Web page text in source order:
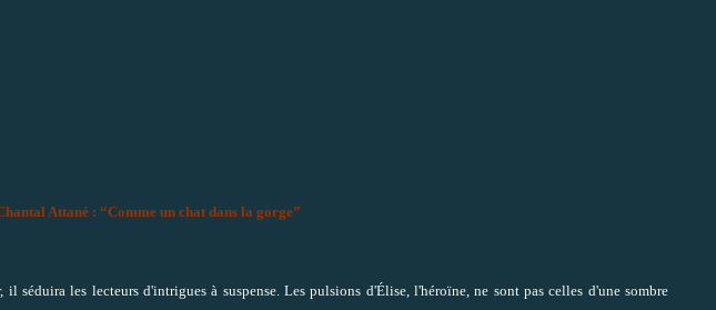
Attané : “Comme un chat dans la gorge”
il séduira les lecteurs d'intrigues à suspense. Les pulsions d'Élise, l'héroïne, ne sont pas celles d'une sombre